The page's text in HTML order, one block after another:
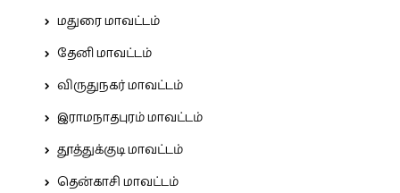
மதுரை மாவட்டம்
தேனி மாவட்டம்
விருதுநகர் மாவட்டம்
இராமநாதபுரம் மாவட்டம்
தூத்துக்குடி மாவட்டம்
தென்காசி மாவட்டம்